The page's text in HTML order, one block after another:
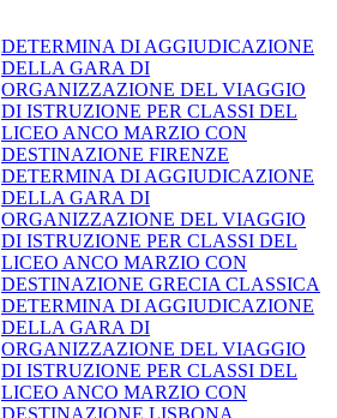
DETERMINA DI AGGIUDICAZIONE
DELLA GARA DI
ORGANIZZAZIONE DEL VIAGGIO
DI ISTRUZIONE PER CLASSI DEL
LICEO ANCO MARZIO CON
DESTINAZIONE FIRENZE
DETERMINA DI AGGIUDICAZIONE
DELLA GARA DI
ORGANIZZAZIONE DEL VIAGGIO
DI ISTRUZIONE PER CLASSI DEL
LICEO ANCO MARZIO CON
DESTINAZIONE GRECIA CLASSICA
DETERMINA DI AGGIUDICAZIONE
DELLA GARA DI
ORGANIZZAZIONE DEL VIAGGIO
DI ISTRUZIONE PER CLASSI DEL
LICEO ANCO MARZIO CON